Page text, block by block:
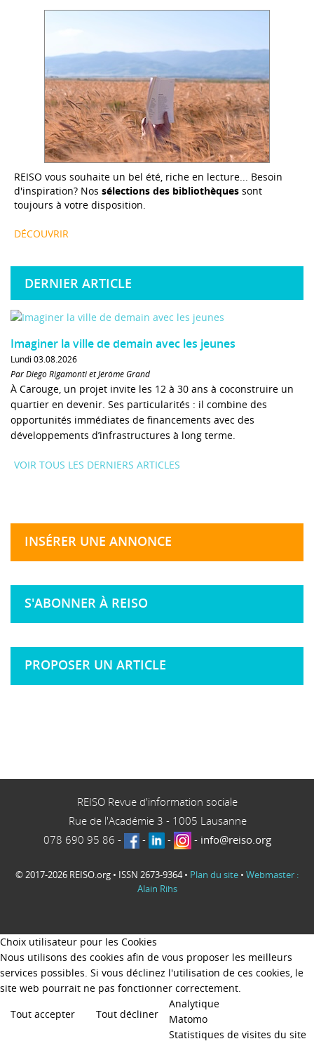
REISO vous souhaite un bel été, riche en lecture... Besoin
d'inspiration? Nos sélections des bibliothèques sont
toujours à votre disposition.
DÉCOUVRIR
DERNIER ARTICLE
Imaginer la ville de demain avec les jeunes
Lundi 03.08.2026
Par Diego Rigamonti et Jérôme Grand
À Carouge, un projet invite les 12 à 30 ans à coconstruire un
quartier en devenir. Ses particularités : il combine des
opportunités immédiates de financements avec des
développements d’infrastructures à long terme.
VOIR TOUS LES DERNIERS ARTICLES
INSÉRER UNE ANNONCE
S'ABONNER À REISO
PROPOSER UN ARTICLE
REISO Revue d'information sociale
Rue de l'Académie 3 - 1005 Lausanne
078 690 95 86 - - - - info@reiso.org
© 2017-2026 REISO.org • ISSN 2673-9364 • Plan du site • Webmaster :
Alain Rihs
Choix utilisateur pour les Cookies
Nous utilisons des cookies afin de vous proposer les meilleurs
services possibles. Si vous déclinez l'utilisation de ces cookies, le
site web pourrait ne pas fonctionner correctement.
Tout accepter
Tout décliner
Analytique
Matomo
Statistiques de visites du site